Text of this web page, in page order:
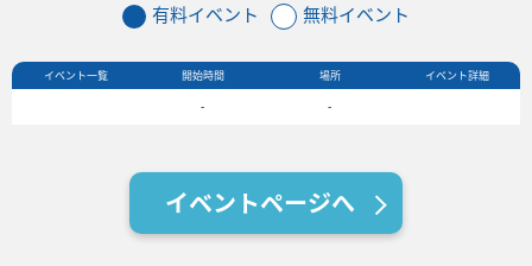
イベント
フード&ショップ
バーベキュー予約
有料イベント 無料イベント
イベント一覧 開始時間 場所
イベント詳細
-
-
イベントページへ